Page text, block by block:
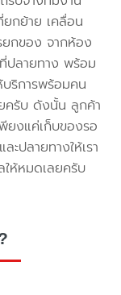
ยกย้าย เคลื่อน
ยกของ จากห้อง
ปลายทาง พร้อม
บริการพร้อมคน
ครับ ดังนั้น ลูกค้า
ยงแค่เก็บของรอ
ะปลายทางให้เรา
ให้หมดเลยครับ